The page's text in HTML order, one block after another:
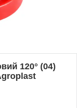
120° (04)